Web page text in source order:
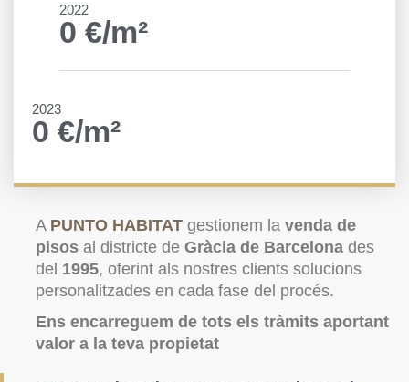
2022
0 €/m²
2023
0 €/m²
A PUNTO HABITAT gestionem la venda de
pisos al districte de Gràcia de Barcelona des
del 1995, oferint als nostres clients solucions
personalitzades en cada fase del procés.
Ens encarreguem de tots els tràmits aportant
valor a la teva propietat